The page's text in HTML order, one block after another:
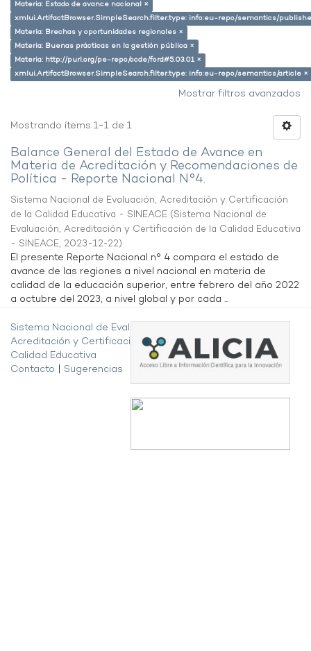
Materia: Estado de avance nacional ×
xmlui.ArtifactBrowser.SimpleSearch.filter.type: info:eu-repo/semantics/
Materia: Brechas y oportunidades regionales ×
Materia: Buenas prácticas en la gestión pública ×
Materia: http://purl.org/pe-repo/ocde/ford#5.03.01 ×
xmlui.ArtifactBrowser.SimpleSearch.filter.type: info:eu-repo/semantics/article ×
Mostrar filtros avanzados
Mostrando ítems 1-1 de 1
Balance General del Estado de Avance en
Materia de Acreditación y Recomendaciones de
Política - Reporte Nacional N°4.
Sistema Nacional de Evaluación, Acreditación y Certificación
de la Calidad Educativa - SINEACE (Sistema Nacional de
Evaluación, Acreditación y Certificación de la Calidad Educativa
- SINEACE, 2023-12-22)
El presente Reporte Nacional n° 4 compara el estado de
avance de las regiones a nivel nacional en materia de
calidad de la educación superior, entre febrero del año 2022
a octubre del 2023, a nivel global y por cada ...
Sistema Nacional de Evaluación,
Acreditación y Certificación de la
Calidad Educativa
Contacto
Sugerencias